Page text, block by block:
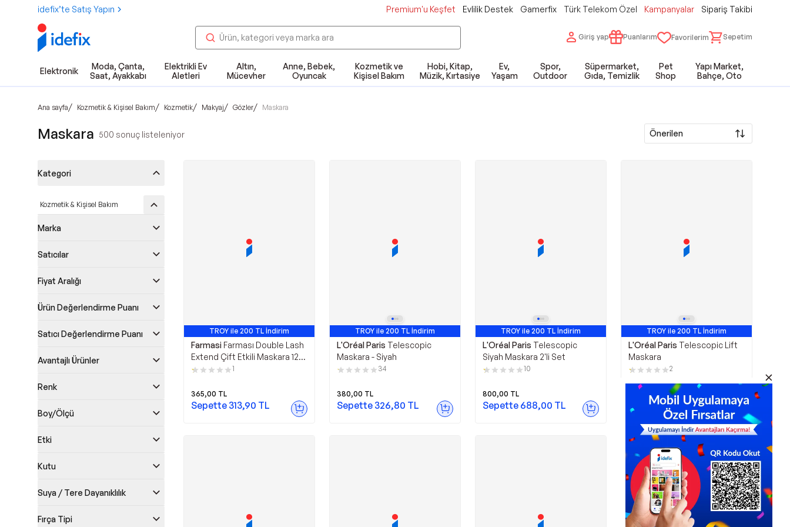
idefix’te Satış Yapın Premium'u Keşfet Evlilik Destek Gamerfix Türk Telekom Özel Kampanyalar Sipariş Takibi
Giriş yap Puanlarım Favorilerim Sepetim
Elektronik
Moda, Çanta,
Saat, Ayakkabı
Elektrikli Ev
Aletleri
Altın,
Mücevher
Anne, Bebek,
Oyuncak
Kozmetik ve
Kişisel Bakım
Hobi, Kitap,
Müzik, Kırtasiye
Ev,
Yaşam
Spor,
Outdoor
Süpermarket,
Gıda, Temizlik
Pet
Shop
Yapı Market,
Bahçe, Oto
Ana sayfa/ Kozmetik & Kişisel Bakım/ Kozmetik/ Makyaj/ Gözler/ Maskara
Maskara 500 sonuç listeleniyor Önerilen
Kategori
Kozmetik & Kişisel Bakım
Marka
Satıcılar
Fiyat Aralığı
Ürün Değerlendirme Puanı
Satıcı Değerlendirme Puanı
Avantajlı Ürünler
Renk
Boy/Ölçü
Etki
Kutu
Suya / Tere Dayanıklılık
Fırça Tipi
TROY ile 200 TL İndirim
Farmasi Farması Double Lash
Extend Çift Etkili Maskara 12
Ml
1
365,00 TL
Sepette 313,90 TL
TROY ile 200 TL İndirim
L'Oréal Paris Telescopic
Maskara - Siyah
34
380,00 TL
Sepette 326,80 TL
TROY ile 200 TL İndirim
L'Oréal Paris Telescopic
Siyah Maskara 2'li Set
10
800,00 TL
Sepette 688,00 TL
TROY ile 200 TL İndirim
L'Oréal Paris Telescopic Lift
Maskara
2
377,79TL%4
362,67 TL
Sepette311,90TL